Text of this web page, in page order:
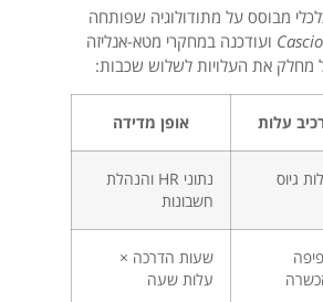
מבוסס על מתודולוגיה שפותחה
Cascio ועודכנה במחקרי מטא-אנליזה
מחלק את העלויות לשלוש שכבות:
עלות אופן מדידה
גיוס
נתוני HR והנהלת
חשבונות
שעות הדרכה ×
עלות שעה